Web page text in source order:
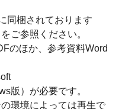
同梱されております
ご参照ください。
のほか、参考資料Word
版）が必要です。
環境によっては再生で